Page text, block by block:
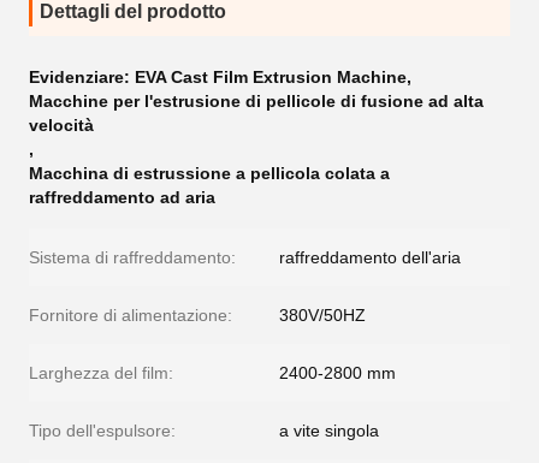
Dettagli del prodotto
Evidenziare: EVA Cast Film Extrusion Machine,
Macchine per l'estrusione di pellicole di fusione ad alta
velocità
,
Macchina di estrussione a pellicola colata a
raffreddamento ad aria
Sistema di raffreddamento: raffreddamento dell'aria
Fornitore di alimentazione: 380V/50HZ
Larghezza del film: 2400-2800 mm
Tipo dell'espulsore: a vite singola